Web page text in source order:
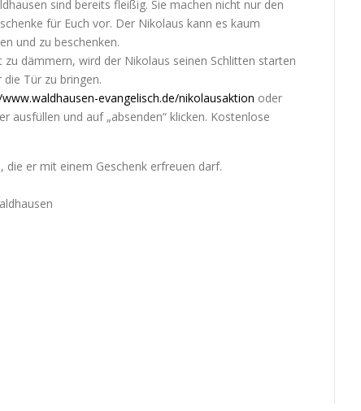
sind bereits fleißig. Sie machen nicht nur den
für Euch vor. Der Nikolaus kann es kaum
und zu beschenken.
dämmern, wird der Nikolaus seinen Schlitten starten
Tür zu bringen.
evangelisch.de/nikolausaktion oder
ausfüllen und auf „absenden“ klicken. Kostenlose
die er mit einem Geschenk erfreuen darf.